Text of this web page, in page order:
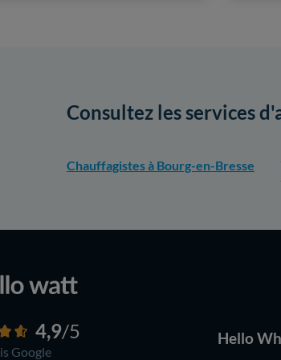
Consultez les services
Chauffagistes à Bourg-en-Bresse
4,9/5
Google
Hello